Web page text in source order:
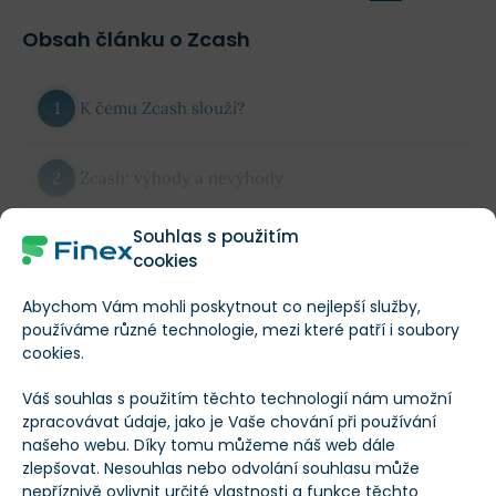
Souhlas s použitím
cookies
Abychom Vám mohli poskytnout co nejlepší služby,
používáme různé technologie, mezi které patří i soubory
cookies.
Váš souhlas s použitím těchto technologií nám umožní
zpracovávat údaje, jako je Vaše chování při používání
našeho webu. Díky tomu můžeme náš web dále
zlepšovat. Nesouhlas nebo odvolání souhlasu může
nepříznivě ovlivnit určité vlastnosti a funkce těchto
Obsah článku o Zcash
K čemu Zcash slouží?
Zcash: výhody a nevýhody
Video: Jak funguje zk-SNARK
Historie kryptoměny Zcash
Mining (těžba) Zcash tokenů
Zobrazit celý text
Více informací o Zcash
Kryptoměna Zcash
Symbol ZEC